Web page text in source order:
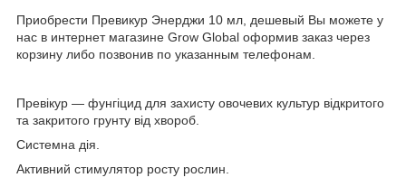
Приобрести Превикур Энерджи 10 мл, дешевый Вы можете у
нас в интернет магазине Grow Global оформив заказ через
корзину либо позвонив по указанным телефонам.
Превікур — фунгіцид для захисту овочевих культур відкритого
та закритого грунту від хвороб.
Системна дія.
Активний стимулятор росту рослин.